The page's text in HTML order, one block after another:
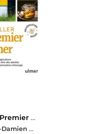
Installer Un Premier Rucher - Pratiquer Une Apiculture Respectueuse Du Bien-etre Des Abeilles Avec La Ruche Basse Consommation D'ene
Jean Riondet-Damien Merit